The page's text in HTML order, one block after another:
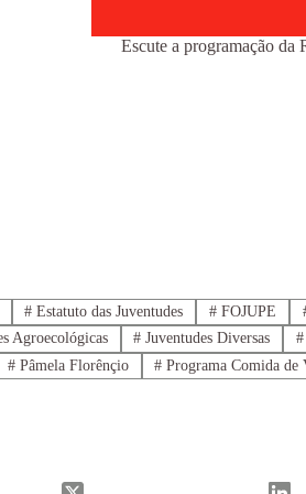
Escute a programação
# Estatuto das Juventudes # FOJUPE
Agroecológicas # Juventudes Diversas #
#Pâmela Florênçio # Programa Comida de